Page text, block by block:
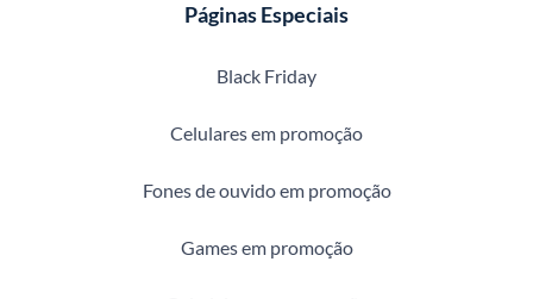
Páginas Especiais
Black Friday
Celulares em promoção
Fones de ouvido em promoção
Games em promoção